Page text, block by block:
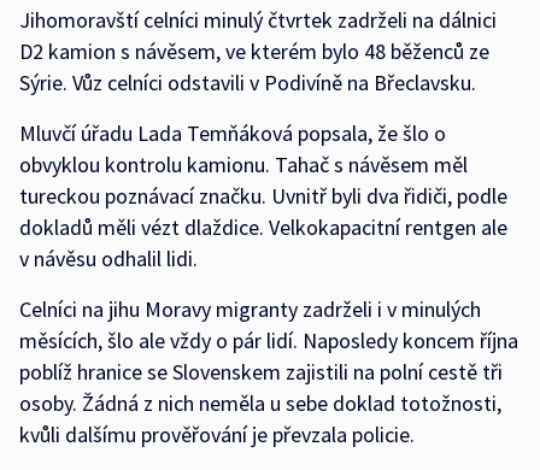
Jihomoravští celníci minulý čtvrtek zadrželi na dálnici
D2 kamion s návěsem, ve kterém bylo 48 běženců ze
Sýrie. Vůz celníci odstavili v Podivíně na Břeclavsku.
Mluvčí úřadu Lada Temňáková popsala, že šlo o
obvyklou kontrolu kamionu. Tahač s návěsem měl
tureckou poznávací značku. Uvnitř byli dva řidiči, podle
dokladů měli vézt dlaždice. Velkokapacitní rentgen ale
v návěsu odhalil lidi.
Celníci na jihu Moravy migranty zadrželi i v minulých
měsících, šlo ale vždy o pár lidí. Naposledy koncem října
poblíž hranice se Slovenskem zajistili na polní cestě tři
osoby. Žádná z nich neměla u sebe doklad totožnosti,
kvůli dalšímu prověřování je převzala policie.